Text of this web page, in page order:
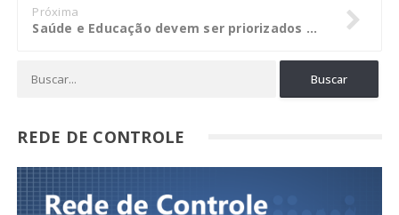
Próxima
Saúde e Educação devem ser priorizados pela Prefeitura de Santo Afonso
REDE DE CONTROLE